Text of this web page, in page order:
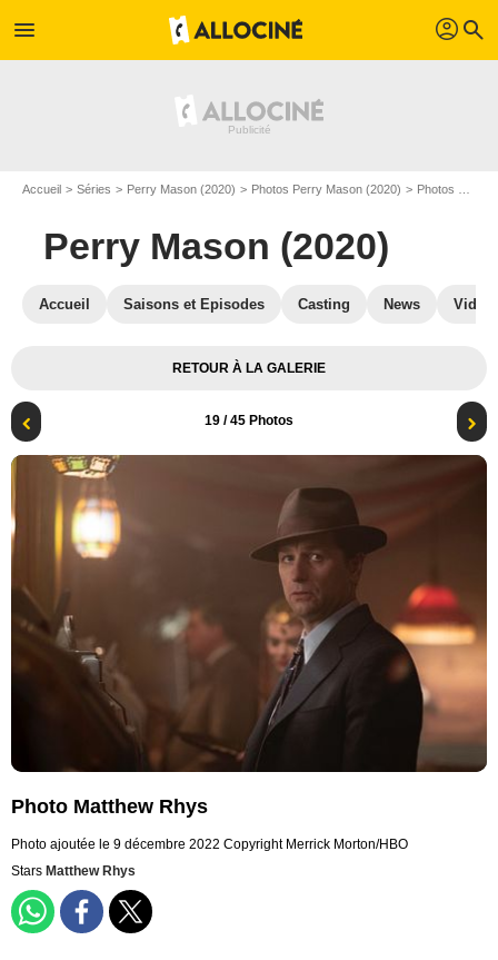
menu profil search
Accueil Séries Perry Mason (2020) Photos Perry Mason (2020) Photos Perry Mason (2020) S02
Perry Mason (2020)
Accueil Saisons et Episodes Casting News
RETOUR À LA GALERIE
19 / 45 Photos
Photo Matthew Rhys
Photo ajoutée le 9 décembre 2022 Copyright Merrick Morton/HBO
Stars Matthew Rhys